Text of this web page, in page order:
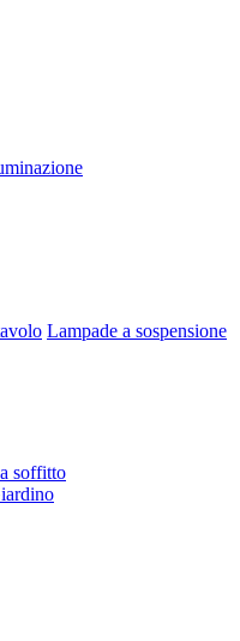
Lampade a sospensione
soffitto